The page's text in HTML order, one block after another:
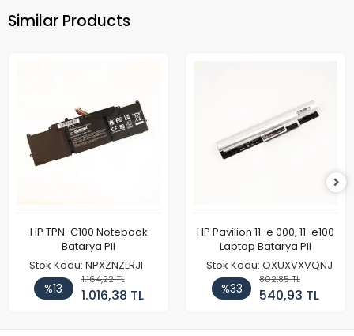
Similar Products
HP TPN-C100 Notebook
Batarya Pil
Stok Kodu: NPXZNZLRJI
%13
1.164,22 TL
1.016,38 TL
HP Pavilion 11-e 000, 11-e100
Laptop Batarya Pil
Stok Kodu: OXUXVXVQNJ
%33
802,85 TL
540,93 TL